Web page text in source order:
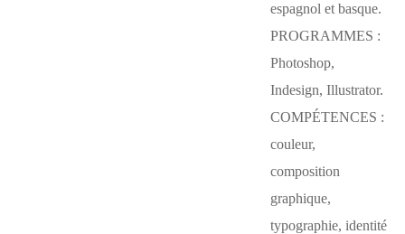
espagnol et basque.
PROGRAMMES :
Photoshop,
Indesign, Illustrator.
COMPÉTENCES :
couleur,
composition
graphique,
typographie, identité